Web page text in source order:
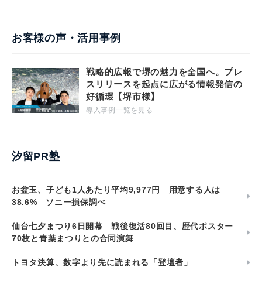
お客様の声・活用事例
戦略的広報で堺の魅力を全国へ。プレ
スリリースを起点に広がる情報発信の
好循環【堺市様】
導入事例一覧を見る
汐留PR塾
お盆玉、子ども1人あたり平均9,977円 用意する人は
38.6% ソニー損保調べ
仙台七夕まつり6日開幕 戦後復活80回目、歴代ポスター
70枚と青葉まつりとの合同演舞
トヨタ決算、数字より先に読まれる「登壇者」